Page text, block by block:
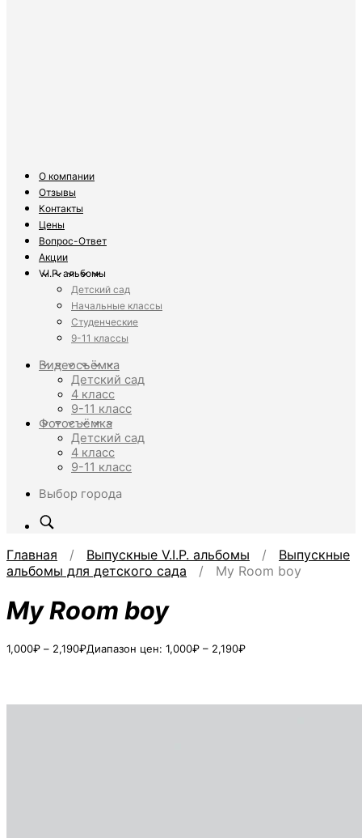
О компании
Отзывы
Контакты
Цены
Вопрос-Ответ
Акции
V.I.P. альбомы
Детский сад
Начальные классы
Студенческие
9-11 классы
Видеосъёмка
Детский сад
4 класс
9-11 класс
Фотосъёмка
Детский сад
4 класс
9-11 класс
Выбор города
Главная / Выпускные V.I.P. альбомы / Выпускные
альбомы для детского сада / My Room boy
My Room boy
1,000₽ – 2,190₽Диапазон цен: 1,000₽ – 2,190₽